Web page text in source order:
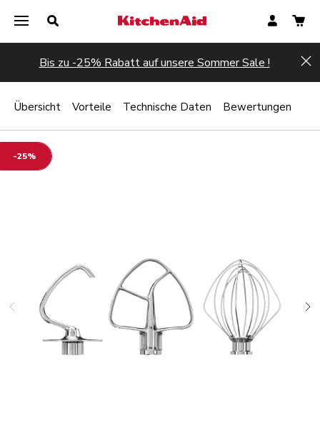
Bis zu -25% Rabatt auf unsere Sommer Sale !
-25%
Übersicht Vorteile Technische Daten Bewertungen